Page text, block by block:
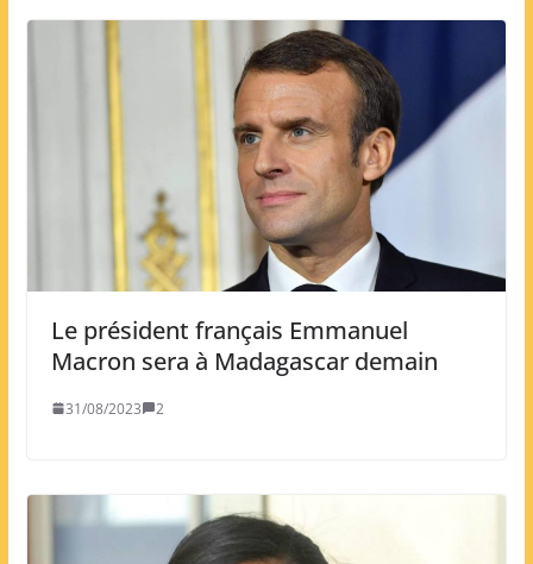
Le président français Emmanuel
Macron sera à Madagascar demain
31/08/2023 2